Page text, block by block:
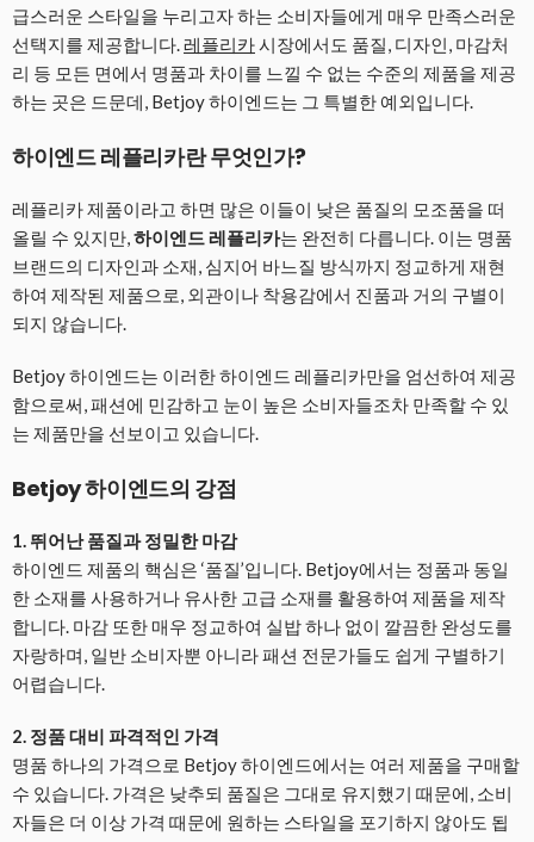
급스러운 스타일을 누리고자 하는 소비자들에게 매우 만족스러운
선택지를 제공합니다.레플리카시장에서도 품질, 디자인, 마감처
리 등 모든 면에서 명품과 차이를 느낄 수 없는 수준의 제품을 제공
하는 곳은 드문데, Betjoy 하이엔드는 그 특별한 예외입니다.
하이엔드 레플리카란 무엇인가?
레플리카 제품이라고 하면 많은 이들이 낮은 품질의 모조품을 떠
올릴 수 있지만,하이엔드 레플리카는 완전히 다릅니다. 이는 명품
브랜드의 디자인과 소재, 심지어 바느질 방식까지 정교하게 재현
하여 제작된 제품으로, 외관이나 착용감에서 진품과 거의 구별이
되지 않습니다.
Betjoy 하이엔드는 이러한 하이엔드 레플리카만을 엄선하여 제공
함으로써, 패션에 민감하고 눈이 높은 소비자들조차 만족할 수 있
는 제품만을 선보이고 있습니다.
Betjoy 하이엔드의 강점
1. 뛰어난 품질과 정밀한 마감
하이엔드 제품의 핵심은 ‘품질’입니다. Betjoy에서는 정품과 동일
한 소재를 사용하거나 유사한 고급 소재를 활용하여 제품을 제작
합니다. 마감 또한 매우 정교하여 실밥 하나 없이 깔끔한 완성도를
자랑하며, 일반 소비자뿐 아니라 패션 전문가들도 쉽게 구별하기
어렵습니다.
2. 정품 대비 파격적인 가격
명품 하나의 가격으로 Betjoy 하이엔드에서는 여러 제품을 구매할
수 있습니다. 가격은 낮추되 품질은 그대로 유지했기 때문에, 소비
자들은 더 이상 가격 때문에 원하는 스타일을 포기하지 않아도 됩